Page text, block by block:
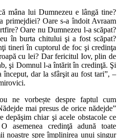
mâna lui Dumnezeu e lângă tine?
Oare s-a îndoit Avraam
Oare nu Dumnezeu l-a scăpat?
în burta chitului şi a fost scăpat?
tineri în cuptorul de foc şi credinţa
cu lei? Dar fericitul Iov, plin de
şi Domnul l-a întărit în credinţă. Şi
dar la sfârşit au fost tari”, –
ne vorbește despre faptul cum
mai presus de orice nădejde”
depăşim chiar şi acele obstacole ce
asemenea credinţă adună toate
noastre spre împlinirea unui singur